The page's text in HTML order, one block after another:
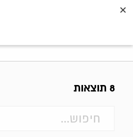
8 תוצאות